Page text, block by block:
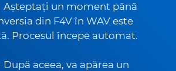
Așteptați un moment până
din F4V în WAV este
Procesul începe automat.
După aceea, va apărea un